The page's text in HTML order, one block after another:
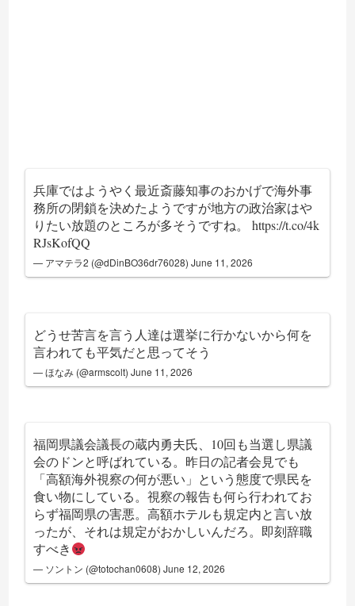
兵庫ではようやく最近斎藤知事のおかげで海外事
務所の閉鎖を決めたようですが地方の政治家はや
りたい放題のところが多そうですね。https://t.co/4k
RJsKofQQ
— アマテラ2 (@dDinBO36dr76028)June 11, 2026
どうせ苦言を言う人達は選挙に行かないから何を
言われても平気だと思ってそう
— ほなみ (@armscolt)June 11, 2026
福岡県議会議長の蔵内勇夫氏、10回も当選し県議
会のドンと呼ばれている。昨日の記者会見でも
「高額海外視察の何が悪い」という態度で県民を
食い物にしている。視察の報告も何ら行われてお
らず福岡県の害悪。高額ホテルも規定内と言い放
ったが、それは規定がおかしいんだろ。即刻辞職
すべき
— ソントン (@totochan0608)June 12, 2026